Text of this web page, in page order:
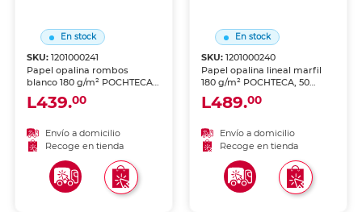
En stock
SKU:1201000241
Papel opalina rombos
blanco 180 g/m² POCHTECA,
50 hojas. Acabado sedoso
con textura de rombos en
invitaciones, diplomas,
menús y material de
presentación elegante.
L439.00
Envío a domicilio
Recoge en tienda
En stock
SKU: 1201000240
Papel opalina lineal marfil
180 g/m² POCHTECA, 50
hojas. Acabado sedoso con
textura lineal en relieve.
diplomas, menús y material
de presentación elegante.
L489.00
Envío a domicilio
Recoge en tienda